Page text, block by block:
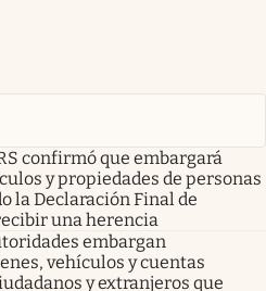
confirmó que embargará
y propiedades de personas
la Declaración Final de
una herencia
embargan
vehículos y cuentas
y extranjeros que